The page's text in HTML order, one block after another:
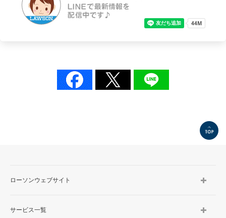
ローソンウェブサイト
サービス一覧